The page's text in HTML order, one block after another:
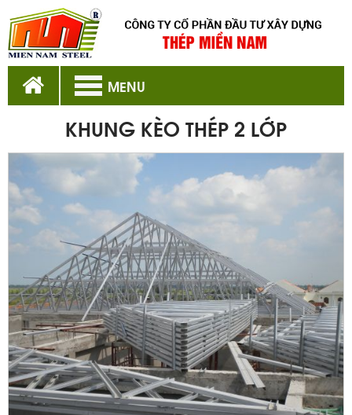
MENU
KHUNG KÈO THÉP 2 LỚP